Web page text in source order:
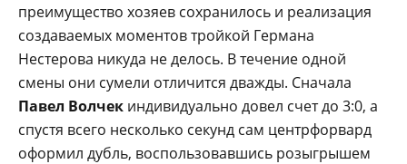
преимущество хозяев сохранилось и реализация
создаваемых моментов тройкой Германа
Нестерова никуда не делось. В течение одной
смены они сумели отличится дважды. Сначала
Павел Волчек индивидуально довел счет до 3:0, а
спустя всего несколько секунд сам центрфорвард
оформил дубль, воспользовавшись розыгрышем